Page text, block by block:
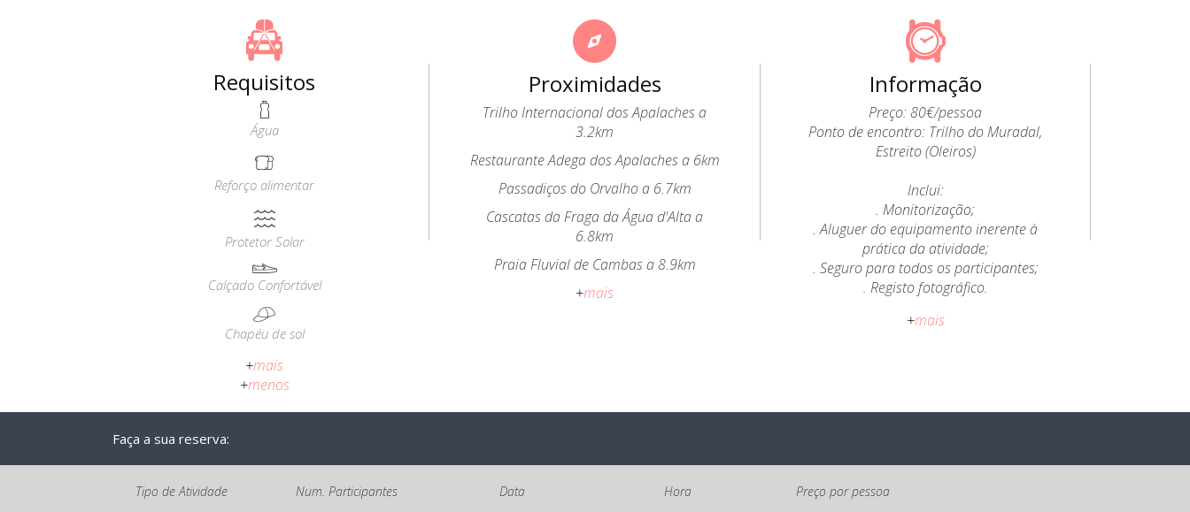
Requisitos
Água
Reforço alimentar
Protetor Solar
Calçado Confortável
Chapéu de sol
+mais
+menos
Proximidades
Trilho Internacional dos Apalaches a
3.2km
Restaurante Adega dos Apalaches a 6km
Passadiços do Orvalho a 6.7km
Cascatas da Fraga da Água d'Alta a
6.8km
Praia Fluvial de Cambas a 8.9km
+mais
Informação
Preço: 80€/pessoa
Ponto de encontro: Trilho do Muradal,
Estreito (Oleiros)
Inclui:
. Monitorização;
. Aluguer do equipamento inerente à
prática da atividade;
. Seguro para todos os participantes;
. Registo fotográfico.
Após a compra da atividade, a empresa
atividade dentro do prazo de um ano.
Todos os preços apresentados incluem
+mais
Faça a sua reserva:
Tipo de Atividade Num. Participantes Data Hora Preço por pessoa